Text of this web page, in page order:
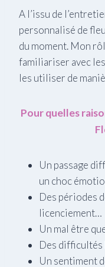
A l’issu de
personnalisé de
du moment. Mon
familiariser avec
les utiliser de
Pour quelles
Un passage
un choc
Des périodes
licenciement…
Un mal être
Des difficultés
Un sentiment